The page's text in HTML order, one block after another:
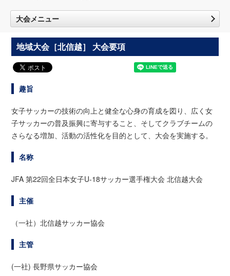
大会メニュー
地域大会［北信越］ 大会要項
趣旨
女子サッカーの技術の向上と健全な心身の育成を図り、広く女
子サッカーの普及振興に寄与すること、そしてクラブチームの
さらなる増加、活動の活性化を目的として、大会を実施する。
名称
JFA 第22回全日本女子U-18サッカー選手権大会 北信越大会
主催
（一社）北信越サッカー協会
主管
(一社) 長野県サッカー協会